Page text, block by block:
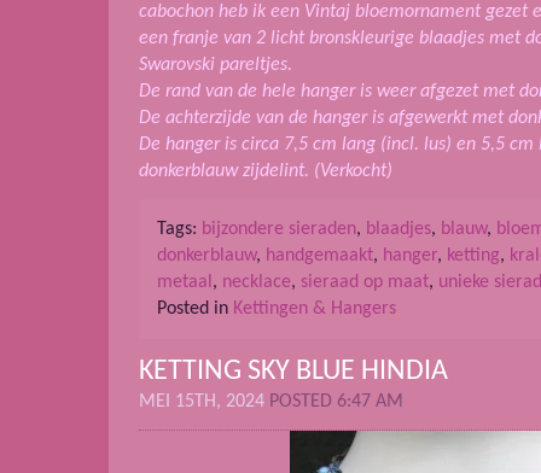
cabochon heb ik een Vintaj bloemornament gezet
een franje van 2 licht bronskleurige blaadjes met
Swarovski pareltjes.
De rand van de hele hanger is weer afgezet met
De achterzijde van de hanger is afgewerkt met
De hanger is circa 7,5 cm lang (incl. lus) en 5,5
donkerblauw zijdelint. (Verkocht)
Tags: bijzondere sieraden, blaadjes, blauw,
donkerblauw, handgemaakt, hanger, ketting,
metaal , necklace, sieraad op maat, unieke
Posted in Kettingen & Hangers
KETTING SKY BLUE HINDIA
MEI 15TH, 2024 POSTED 6:47 AM